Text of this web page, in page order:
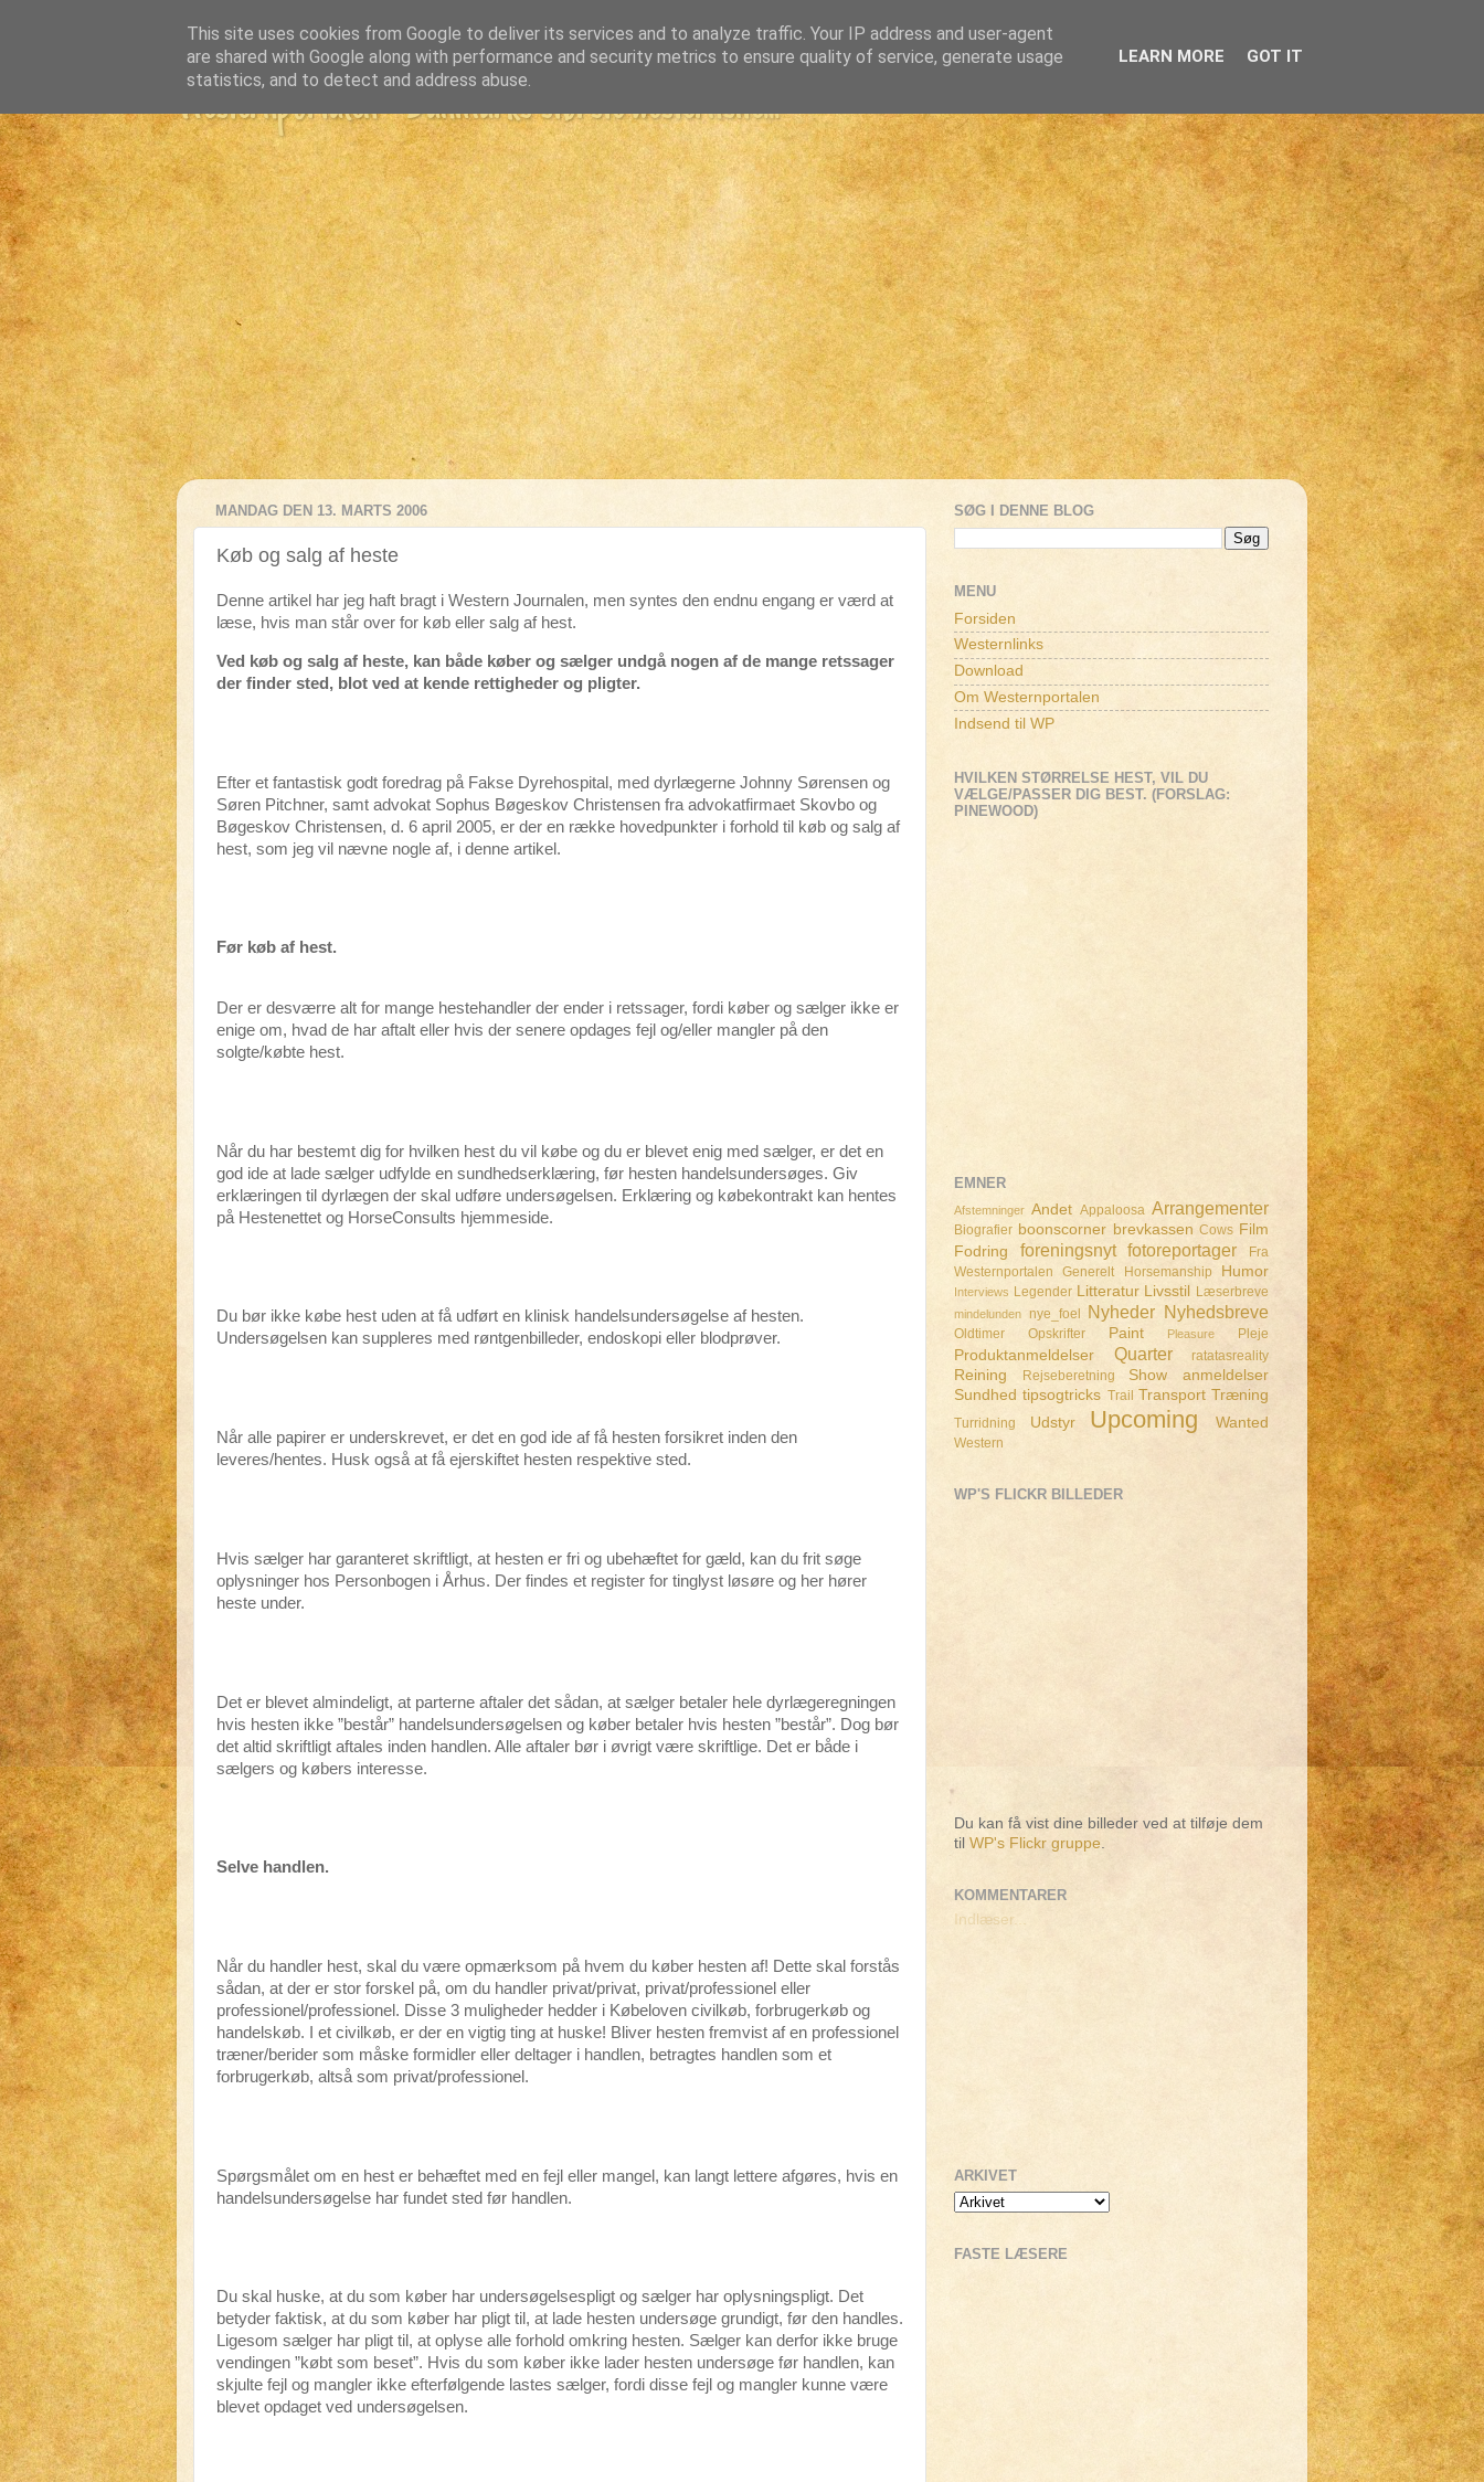
Westernportalen - Danmarks største westernsite...
MANDAG DEN 13. MARTS 2006
Køb og salg af heste
Denne artikel har jeg haft bragt i Western Journalen, men syntes den endnu engang er værd at
læse, hvis man står over for køb eller salg af hest.
Ved køb og salg af heste, kan både køber og sælger undgå nogen af de mange retssager
der finder sted, blot ved at kende rettigheder og pligter.
Efter et fantastisk godt foredrag på Fakse Dyrehospital, med dyrlægerne Johnny Sørensen og
Søren Pitchner, samt advokat Sophus Bøgeskov Christensen fra advokatfirmaet Skovbo og
Bøgeskov Christensen, d. 6 april 2005, er der en række hovedpunkter i forhold til køb og salg af
hest, som jeg vil nævne nogle af, i denne artikel.
Før køb af hest.
Der er desværre alt for mange hestehandler der ender i retssager, fordi køber og sælger ikke er
enige om, hvad de har aftalt eller hvis der senere opdages fejl og/eller mangler på den
solgte/købte hest.
Når du har bestemt dig for hvilken hest du vil købe og du er blevet enig med sælger, er det en
god ide at lade sælger udfylde en sundhedserklæring, før hesten handelsundersøges. Giv
erklæringen til dyrlægen der skal udføre undersøgelsen. Erklæring og købekontrakt kan hentes
på Hestenettet og HorseConsults hjemmeside.
Du bør ikke købe hest uden at få udført en klinisk handelsundersøgelse af hesten.
Undersøgelsen kan suppleres med røntgenbilleder, endoskopi eller blodprøver.
Når alle papirer er underskrevet, er det en god ide af få hesten forsikret inden den
leveres/hentes. Husk også at få ejerskiftet hesten respektive sted.
Hvis sælger har garanteret skriftligt, at hesten er fri og ubehæftet for gæld, kan du frit søge
oplysninger hos Personbogen i Århus. Der findes et register for tinglyst løsøre og her hører
heste under.
Det er blevet almindeligt, at parterne aftaler det sådan, at sælger betaler hele dyrlægeregningen
hvis hesten ikke ”består” handelsundersøgelsen og køber betaler hvis hesten ”består”. Dog bør
det altid skriftligt aftales inden handlen. Alle aftaler bør i øvrigt være skriftlige. Det er både i
sælgers og købers interesse.
Selve handlen.
Når du handler hest, skal du være opmærksom på hvem du køber hesten af! Dette skal forstås
sådan, at der er stor forskel på, om du handler privat/privat, privat/professionel eller
professionel/professionel. Disse 3 muligheder hedder i Købeloven civilkøb, forbrugerkøb og
handelskøb. I et civilkøb, er der en vigtig ting at huske! Bliver hesten fremvist af en professionel
træner/berider som måske formidler eller deltager i handlen, betragtes handlen som et
forbrugerkøb, altså som privat/professionel.
Spørgsmålet om en hest er behæftet med en fejl eller mangel, kan langt lettere afgøres, hvis en
handelsundersøgelse har fundet sted før handlen.
Du skal huske, at du som køber har undersøgelsespligt og sælger har oplysningspligt. Det
betyder faktisk, at du som køber har pligt til, at lade hesten undersøge grundigt, før den handles.
Ligesom sælger har pligt til, at oplyse alle forhold omkring hesten. Sælger kan derfor ikke bruge
vendingen ”købt som beset”. Hvis du som køber ikke lader hesten undersøge før handlen, kan
skjulte fejl og mangler ikke efterfølgende lastes sælger, fordi disse fejl og mangler kunne være
blevet opdaget ved undersøgelsen.
SØG I DENNE BLOG
MENU
Forsiden
Westernlinks
Download
Om Westernportalen
Indsend til WP
HVILKEN STØRRELSE HEST, VIL DU
VÆLGE/PASSER DIG BEST. (FORSLAG:
PINEWOOD)
EMNER
Afstemninger Andet Appaloosa Arrangementer
Biografier boonscorner brevkassen Cows Film
Fodring
foreningsnyt fotoreportager
Fra
Westernportalen
Generelt Horsemanship Humor
Interviews Legender Litteratur Livsstil Læserbreve
mindelunden nye_foel Nyheder Nyhedsbreve
Oldtimer Opskrifter Paint Pleasure Pleje
Produktanmeldelser Quarter ratatasreality
Reining Rejseberetning
Show anmeldelser
Sundhed tipsogtricks Trail Transport Træning
Turridning Udstyr Upcoming Wanted
Western
WP'S FLICKR BILLEDER
Du kan få vist dine billeder ved at tilføje dem
til WP's Flickr gruppe
KOMMENTARER
Indlæser...
ARKIVET
FASTE LÆSERE
This site uses cookies from Google to deliver its services and to analyze traffic. Your IP address and user-agent
are shared with Google along with performance and security metrics to ensure quality of service, generate usage
statistics, and to detect and address abuse.
LEARN MORE GOT IT